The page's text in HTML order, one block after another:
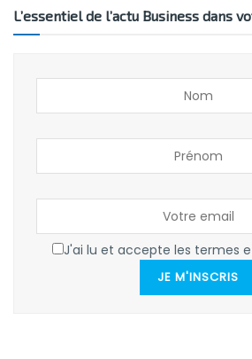
L’essentiel de l’actu Business dans
J'ai lu et accepte les termes
JE M'INSCRIS